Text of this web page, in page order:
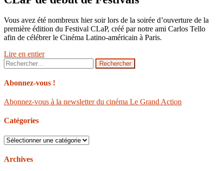
Vous avez été nombreux hier soir lors de la soirée d’ouverture de la
première édition du Festival CLaP, créé par notre ami Carlos Tello
afin de célébrer le Cinéma Latino-américain à Paris.
Lire en entier
Rechercher :
Abonnez-vous !
Abonnez-vous à la newsletter du cinéma Le Grand Action
Catégories
Catégories
Archives